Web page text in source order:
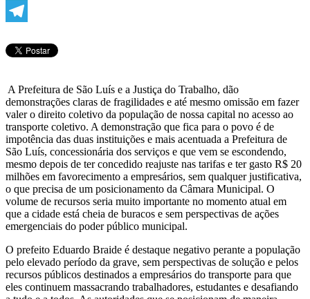
WhatsApp
A Prefeitura de São Luís e a Justiça do Trabalho, dão
demonstrações claras de fragilidades e até mesmo omissão em fazer
valer o direito coletivo da população de nossa capital no acesso ao
transporte coletivo. A demonstração que fica para o povo é de
impotência das duas instituições e mais acentuada a Prefeitura de
São Luís, concessionária dos serviços e que vem se escondendo,
mesmo depois de ter concedido reajuste nas tarifas e ter gasto R$ 20
milhões em favorecimento a empresários, sem qualquer justificativa,
o que precisa de um posicionamento da Câmara Municipal. O
volume de recursos seria muito importante no momento atual em
que a cidade está cheia de buracos e sem perspectivas de ações
emergenciais do poder público municipal.
O prefeito Eduardo Braide é destaque negativo perante a população
pelo elevado período da grave, sem perspectivas de solução e pelos
recursos públicos destinados a empresários do transporte para que
eles continuem massacrando trabalhadores, estudantes e desafiando